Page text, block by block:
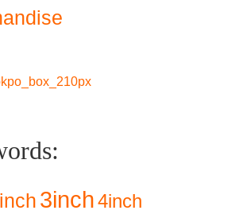
3inch4inch